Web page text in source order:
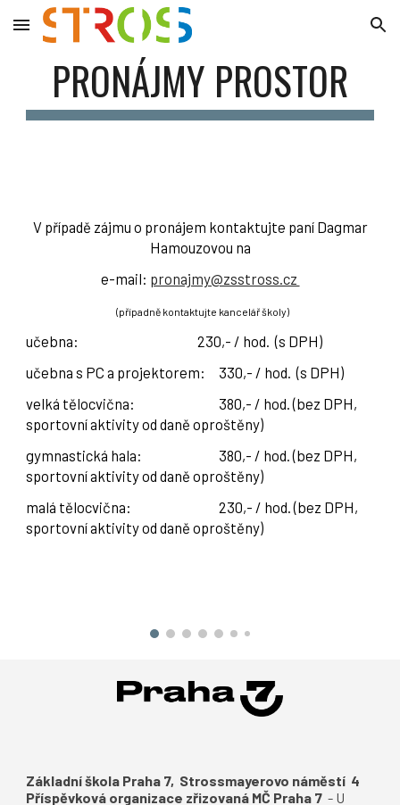
Skip to main content Skip to navigation
PRONÁJMY PROSTOR
V případě zájmu o pronájem kontaktujte paní Dagmar
Hamouzovou na
e-mail: pronajmy@zsstross.cz
(případně kontaktujte kancelář školy)
učebna:
230,- / hod. (s DPH)
učebna s PC a projektorem:
330,- / hod. (s DPH)
velká tělocvična:
380,- / hod. (bez DPH,
sportovní aktivity od daně oproštěny)
gymnastická hala:
380,- / hod.(bez DPH,
sportovní aktivity od daně oproštěny)
malá tělocvična:
230,- / hod.(bez DPH,
sportovní aktivity od daně oproštěny)
Základní škola Praha 7, Strossmayerovo náměstí 4
Příspěvková organizace zřizovaná MČ Praha 7- U